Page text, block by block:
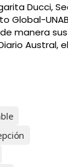
Ducci,
Global-
manera
Austral,